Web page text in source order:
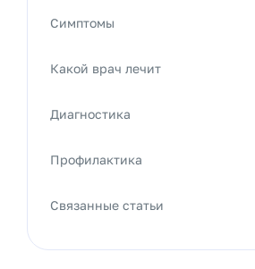
Симптомы
Какой врач лечит
Диагностика
Профилактика
Связанные статьи